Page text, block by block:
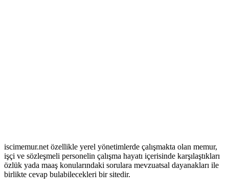
iscimemur.net özellikle yerel yönetimlerde çalışmakta olan memur,
işçi ve sözleşmeli personelin çalışma hayatı içerisinde karşılaştıkları
özlük yada maaş konularındaki sorulara mevzuatsal dayanakları ile
birlikte cevap bulabilecekleri bir sitedir.